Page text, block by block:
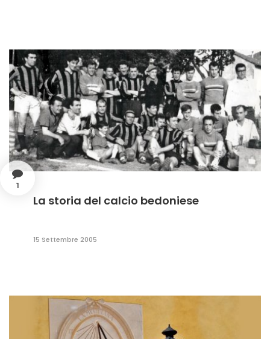
1
La storia del calcio bedoniese
15 Settembre 2005